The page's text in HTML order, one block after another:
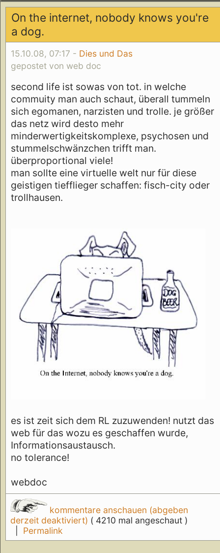
On the internet, nobody knows you're
a dog.
15.10.08, 07:17 - Dies und Das
gepostet von web doc
second life ist sowas von tot. in welche
commuity man auch schaut, überall tummeln
sich egomanen, narzisten und trolle. je größer
das netz wird desto mehr
minderwertigkeitskomplexe, psychosen und
stummelschwänzchen trifft man.
überproportional viele!
man sollte eine virtuelle welt nur für diese
geistigen tiefflieger schaffen: fisch-city oder
trollhausen.
es ist zeit sich dem RL zuzuwenden! nutzt das
web für das wozu es geschaffen wurde,
Informationsaustausch.
no tolerance!
webdoc
kommentare anschauen (abgeben
derzeit deaktiviert) ( 4210 mal angeschaut )
Permalink